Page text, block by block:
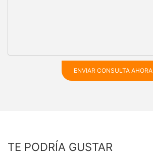
ENVIAR CONSULTA AHORA
TE PODRÍA GUSTAR